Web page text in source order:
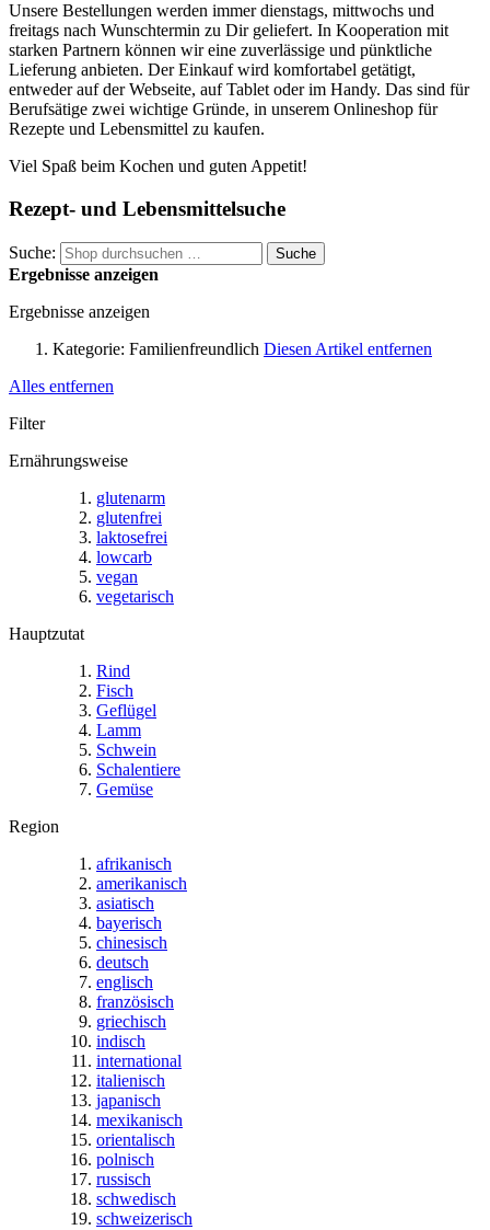
Unsere Bestellungen werden immer dienstags, mittwochs und
freitags nach Wunschtermin zu Dir geliefert. In Kooperation mit
starken Partnern können wir eine zuverlässige und pünktliche
Lieferung anbieten. Der Einkauf wird komfortabel getätigt,
entweder auf der Webseite, auf Tablet oder im Handy. Das sind für
Berufsätige zwei wichtige Gründe, in unserem Onlineshop für
Rezepte und Lebensmittel zu kaufen.
Viel Spaß beim Kochen und guten Appetit!
Rezept- und Lebensmittelsuche
Suche: Suche
Ergebnisse anzeigen
Ergebnisse anzeigen
Kategorie: Familienfreundlich Diesen Artikel entfernen
Alles entfernen
Filter
Ernährungsweise
glutenarm
glutenfrei
laktosefrei
lowcarb
vegan
vegetarisch
Hauptzutat
Rind
Fisch
Geflügel
Lamm
Schwein
Schalentiere
Gemüse
Region
afrikanisch
amerikanisch
asiatisch
bayerisch
chinesisch
deutsch
englisch
französisch
griechisch
indisch
international
italienisch
japanisch
mexikanisch
orientalisch
polnisch
russisch
schwedisch
schweizerisch